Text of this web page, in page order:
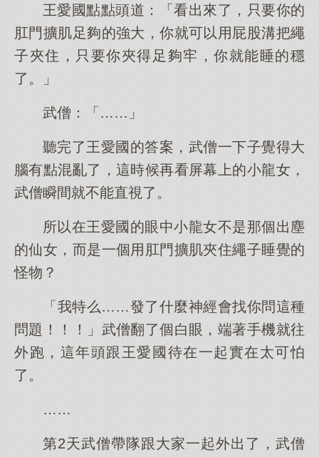
王愛國點點頭道：「看出來了，只要你的
肛門擴肌足夠的強大，你就可以用屁股溝把繩
子夾住，只要你夾得足夠牢，你就能睡的穩
了。」
武僧：「……」
聽完了王愛國的答案，武僧一下子覺得大
腦有點混亂了，這時候再看屏幕上的小龍女，
武僧瞬間就不能直視了。
所以在王愛國的眼中小龍女不是那個出塵
的仙女，而是一個用肛門擴肌夾住繩子睡覺的
怪物？
「我特么……發了什麼神經會找你問這種
問題！！！」武僧翻了個白眼，端著手機就往
外跑，這年頭跟王愛國待在一起實在太可怕
了。
……
第2天武僧帶隊跟大家一起外出了，武僧